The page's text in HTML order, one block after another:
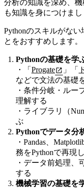
分析の知識を深め、 機
も知識を身につけまし
Pythonのスキルがな
とをおすすめします。
Pythonの基礎を学
・「 Progate 」「
などで文法の基礎
・条件分岐・ルー
理解する
・ライブラリ（
ぶ
Pythonでデータ分
・Pandas、
務をPythonで再現
・データ前処理、
する
機械学習の基礎を